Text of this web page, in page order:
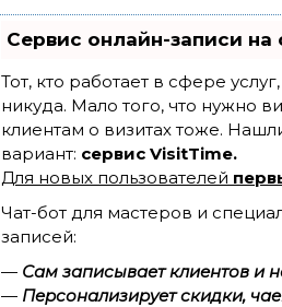
Сервис онлайн-записи
Тот, кто работает в сфере
никуда. Мало того, что нужно
клиентам о визитах тоже.
вариант: сервис VisitTime.
Для новых пользователей
Чат-бот для мастеров и
записей:
— Сам записывает клиентов и
— Персонализирует скидки,